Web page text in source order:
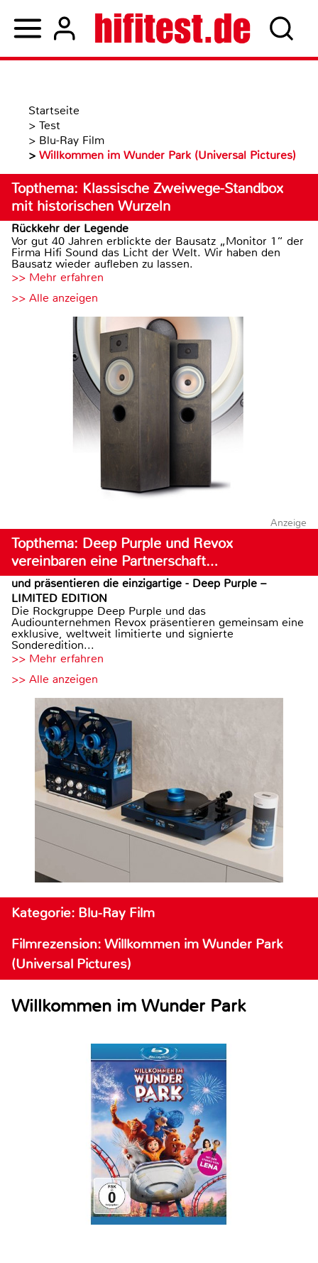
Startseite
> Test
> Blu-Ray Film
> Willkommen im Wunder Park (Universal Pictures)
Topthema: Klassische Zweiwege-Standbox
mit historischen Wurzeln
Rückkehr der Legende
Vor gut 40 Jahren erblickte der Bausatz „Monitor 1“ der
Firma Hifi Sound das Licht der Welt. Wir haben den
Bausatz wieder aufleben zu lassen.
>> Mehr erfahren
>> Alle anzeigen
Anzeige
Topthema: Deep Purple und Revox
vereinbaren eine Partnerschaft…
und präsentieren die einzigartige - Deep Purple –
LIMITED EDITION
Die Rockgruppe Deep Purple und das
Audiounternehmen Revox präsentieren gemeinsam eine
exklusive, weltweit limitierte und signierte
Sonderedition...
>> Mehr erfahren
>> Alle anzeigen
Kategorie: Blu-Ray Film
Filmrezension: Willkommen im Wunder Park
(Universal Pictures)
Willkommen im Wunder Park